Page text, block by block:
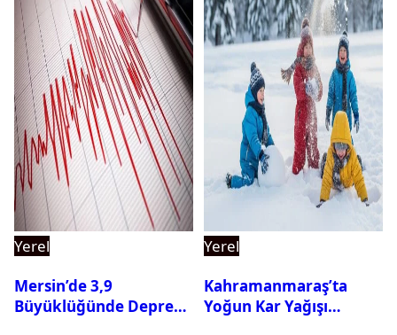
Yerel
Mersin’de 3,9
Büyüklüğünde Deprem
Yerel
Kahramanmaraş’ta
Yoğun Kar Yağışı